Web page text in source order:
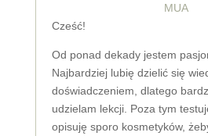
MUA
Cześć!
Od ponad dekady jestem
Najbardziej lubię dzielić się
doświadczeniem, dlatego
udzielam lekcji. Poza tym
opisuję sporo kosmetyków,